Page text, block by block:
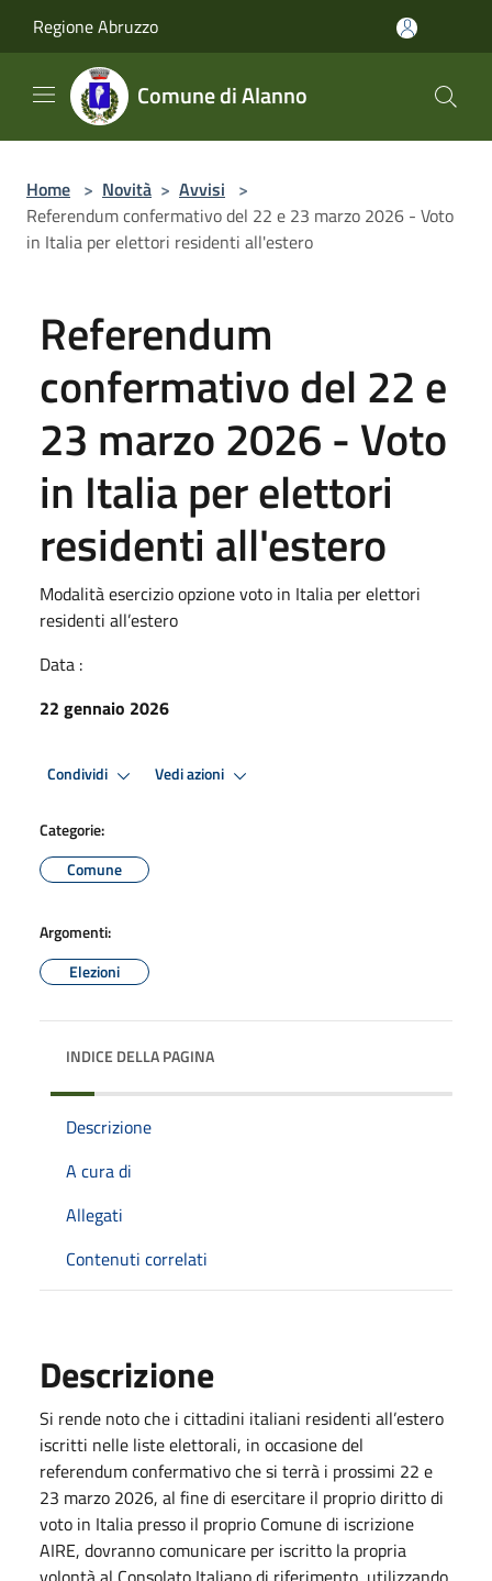
Regione Abruzzo
Comune di Alanno
Home > Novità > Avvisi >
Referendum confermativo del 22 e 23 marzo 2026 - Voto
in Italia per elettori residenti all'estero
Referendum
confermativo del 22 e
23 marzo 2026 - Voto
in Italia per elettori
residenti all'estero
Modalità esercizio opzione voto in Italia per elettori
residenti all’estero
Data :
22 gennaio 2026
Condividi Vedi azioni
Categorie:
Comune
Argomenti:
Elezioni
INDICE DELLA PAGINA
Descrizione
A cura di
Allegati
Contenuti correlati
Descrizione
Si rende noto che i cittadini italiani residenti all’estero
iscritti nelle liste elettorali, in occasione del
referendum confermativo che si terrà i prossimi 22 e
23 marzo 2026, al fine di esercitare il proprio diritto di
voto in Italia presso il proprio Comune di iscrizione
AIRE, dovranno comunicare per iscritto la propria